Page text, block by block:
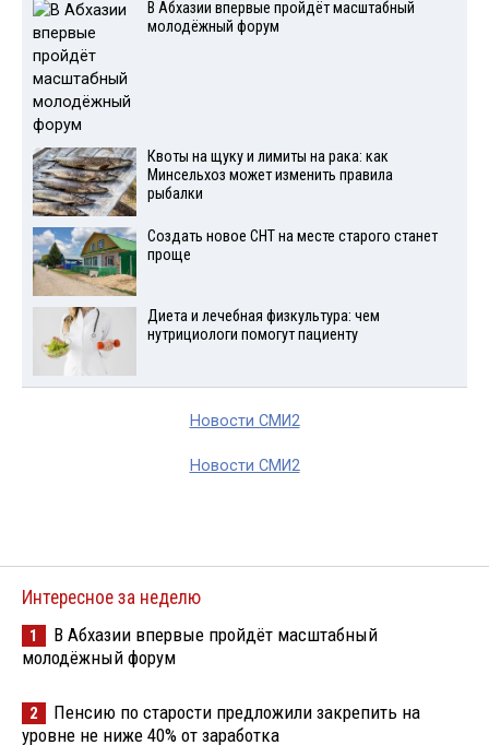
В Абхазии впервые пройдёт масштабный
молодёжный форум
Квоты на щуку и лимиты на рака: как
Минсельхоз может изменить правила
рыбалки
Создать новое СНТ на месте старого станет
проще
Диета и лечебная физкультура: чем
нутрициологи помогут пациенту
Новости СМИ2
Новости СМИ2
Интересное за неделю
1
В Абхазии впервые пройдёт масштабный
молодёжный форум
2
Пенсию по старости предложили закрепить на
уровне не ниже 40% от заработка